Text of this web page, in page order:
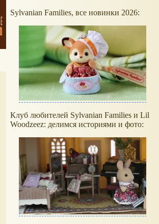
Sylvanian Families, все новинки 2026:
Клуб любителей Sylvanian Families и Lil
Woodzeez: делимся историями и фото: